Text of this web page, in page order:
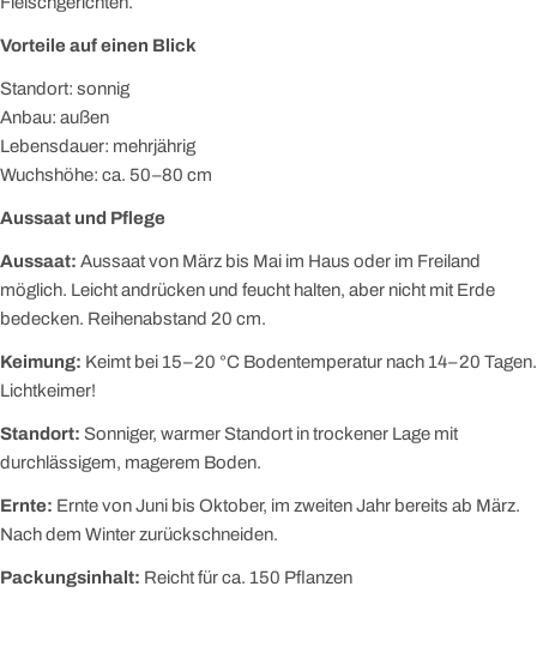
Vorteile auf einen Blick
Standort: sonnig
Anbau: außen
Lebensdauer: mehrjährig
Wuchshöhe: ca. 50–80 cm
Aussaat und Pflege
Aussaat: Aussaat von März bis Mai im Haus oder im Freiland
möglich. Leicht andrücken und feucht halten, aber nicht mit Erde
bedecken. Reihenabstand 20 cm.
Keimung: Keimt bei 15–20 °C Bodentemperatur nach 14–20 Tagen.
Lichtkeimer!
Standort: Sonniger, warmer Standort in trockener Lage mit
durchlässigem, magerem Boden.
Ernte: Ernte von Juni bis Oktober, im zweiten Jahr bereits ab März.
Nach dem Winter zurückschneiden.
Packungsinhalt: Reicht für ca. 150 Pflanzen